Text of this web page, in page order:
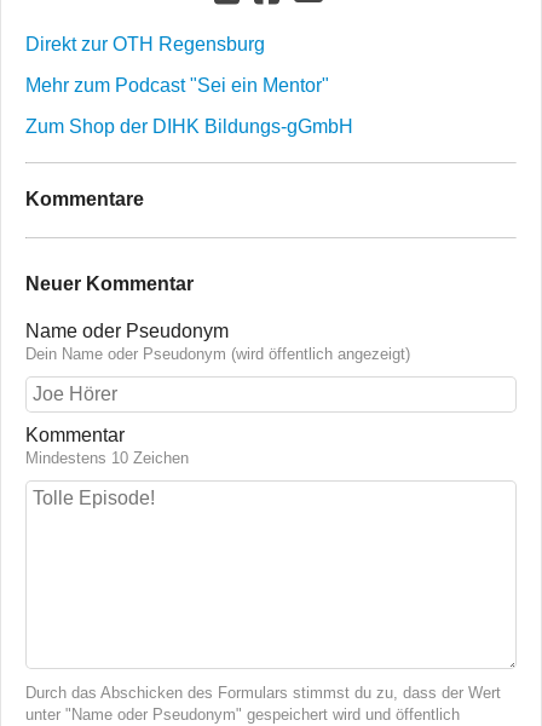
Direkt zur OTH Regensburg
Mehr zum Podcast "Sei ein Mentor"
Zum Shop der DIHK Bildungs-gGmbH
Kommentare
Neuer Kommentar
Name oder Pseudonym
Dein Name oder Pseudonym (wird öffentlich angezeigt)
Kommentar
Mindestens 10 Zeichen
Durch das Abschicken des Formulars stimmst du zu, dass der Wert
unter "Name oder Pseudonym" gespeichert wird und öffentlich